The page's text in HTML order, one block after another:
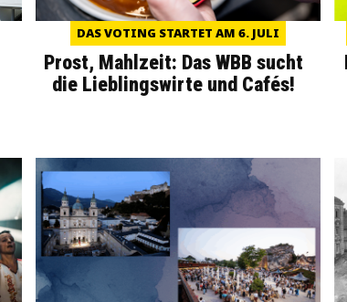
DAS VOTING STARTET AM 6. JULI
Prost, Mahlzeit: Das WBB sucht
die Lieblingswirte und Cafés!